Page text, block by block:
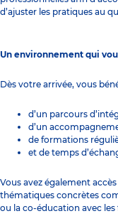
d’ajuster les pratiques au
Un environnement qui
Dès votre arrivée, vous
d’un parcours
d’un
de formations
et de temps
Vous avez également
thématiques concrètes
ou la co-éducation avec les